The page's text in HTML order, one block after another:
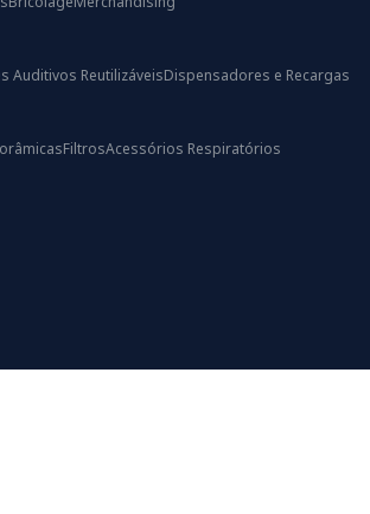
Auditivos ReutilizáveisDispensadores e Recargas
FiltrosAcessórios Respiratórios